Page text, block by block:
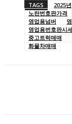
TAGS 2025년
노란번호판가격
영업용넘버
영업용번호판시
중고트럭매매
화물차매매